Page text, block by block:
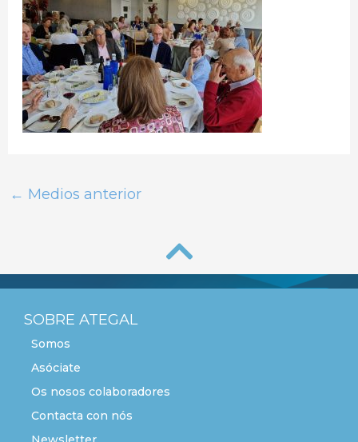
← Medios anterior
SOBRE ATEGAL
Somos
Asóciate
Os nosos colaboradores
Contacta con nós